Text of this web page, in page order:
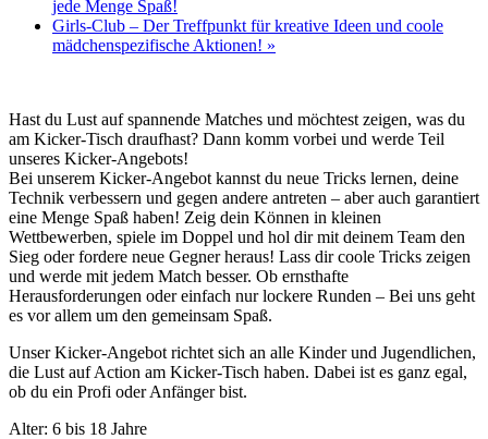
jede Menge Spaß!
Girls-Club – Der Treffpunkt für kreative Ideen und coole
mädchenspezifische Aktionen! »
Hast du Lust auf spannende Matches und möchtest zeigen, was du
am Kicker-Tisch draufhast? Dann komm vorbei und werde Teil
unseres Kicker-Angebots!
Bei unserem Kicker-Angebot kannst du neue Tricks lernen, deine
Technik verbessern und gegen andere antreten – aber auch garantiert
eine Menge Spaß haben! Zeig dein Können in kleinen
Wettbewerben, spiele im Doppel und hol dir mit deinem Team den
Sieg oder fordere neue Gegner heraus! Lass dir coole Tricks zeigen
und werde mit jedem Match besser. Ob ernsthafte
Herausforderungen oder einfach nur lockere Runden – Bei uns geht
es vor allem um den gemeinsam Spaß.
Unser Kicker-Angebot richtet sich an alle Kinder und Jugendlichen,
die Lust auf Action am Kicker-Tisch haben. Dabei ist es ganz egal,
ob du ein Profi oder Anfänger bist.
Alter: 6 bis 18 Jahre